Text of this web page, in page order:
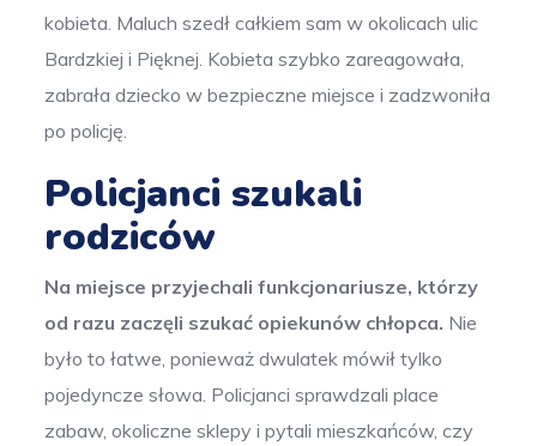
kobieta. Maluch szedł całkiem sam w okolicach ulic
Bardzkiej i Pięknej. Kobieta szybko zareagowała,
zabrała dziecko w bezpieczne miejsce i zadzwoniła
po policję.
Policjanci szukali
rodziców
Na miejsce przyjechali funkcjonariusze, którzy
od razu zaczęli szukać opiekunów chłopca. Nie
było to łatwe, ponieważ dwulatek mówił tylko
pojedyncze słowa. Policjanci sprawdzali place
zabaw, okoliczne sklepy i pytali mieszkańców, czy